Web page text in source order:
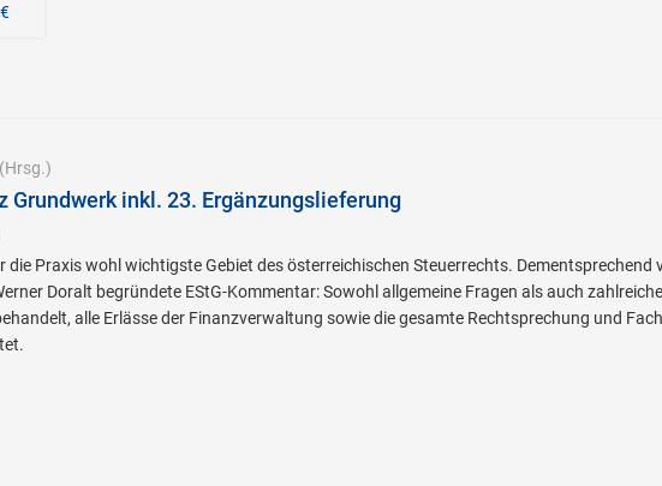
(Hrsg.)
Grundwerk inkl. 23. Ergänzungslieferung
die Praxis wohl wichtigste Gebiet des österreichischen Steuerrechts.
Doralt begründete EStG-Kommentar: Sowohl allgemeine Fragen als auch
alle Erlässe der Finanzverwaltung sowie die gesamte Rechtsprechung und